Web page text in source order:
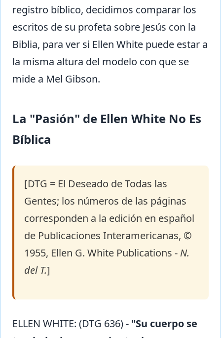
registro bíblico, decidimos comparar los
escritos de su profeta sobre Jesús con la
Biblia, para ver si Ellen White puede estar a
la misma altura del modelo con que se
mide a Mel Gibson.
La "Pasión" de Ellen White No Es
Bíblica
[DTG = El Deseado de Todas las
Gentes; los números de las páginas
corresponden a la edición en español
de Publicaciones Interamericanas, ©
1955, Ellen G. White Publications - N.
del T.]
ELLEN WHITE: (DTG 636) - "Su cuerpo se